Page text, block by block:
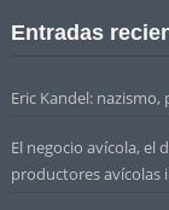
Entradas
Eric Kandel:
El negocio avícola, el
productores avícolas